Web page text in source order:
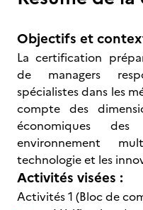
Objectifs et
La certification
de managers
spécialistes dans les
compte des
économiques
environnement
technologie et les
Activités visées :
Activités 1 (Bloc de